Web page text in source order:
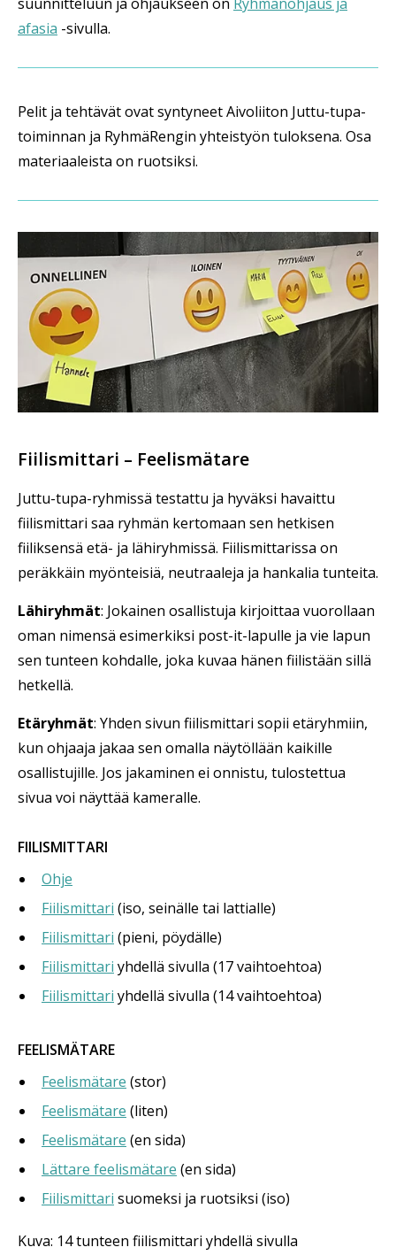
afasia -sivulla.
Pelit ja tehtävät ovat syntyneet Aivoliiton Juttu-tupa-
toiminnan ja RyhmäRengin yhteistyön tuloksena. Osa
materiaaleista on ruotsiksi.
Fiilismittari – Feelismätare
Juttu-tupa-ryhmissä testattu ja hyväksi havaittu
fiilismittari saa ryhmän kertomaan sen hetkisen
fiiliksensä etä- ja lähiryhmissä. Fiilismittarissa on
peräkkäin myönteisiä, neutraaleja ja hankalia tunteita.
Lähiryhmät: Jokainen osallistuja kirjoittaa vuorollaan
oman nimensä esimerkiksi post-it-lapulle ja vie lapun
sen tunteen kohdalle, joka kuvaa hänen fiilistään sillä
hetkellä.
Etäryhmät: Yhden sivun fiilismittari sopii etäryhmiin,
kun ohjaaja jakaa sen omalla näytöllään kaikille
osallistujille. Jos jakaminen ei onnistu, tulostettua
sivua voi näyttää kameralle.
FIILISMITTARI
Ohje
Fiilismittari (iso, seinälle tai lattialle)
Fiilismittari (pieni, pöydälle)
Fiilismittari yhdellä sivulla (17 vaihtoehtoa)
Fiilismittari yhdellä sivulla (14 vaihtoehtoa)
FEELISMÄTARE
Feelismätare (stor)
Feelismätare (liten)
Feelismätare (en sida)
Lättare feelismätare (en sida)
Fiilismittari suomeksi ja ruotsiksi (iso)
Kuva: 14 tunteen fiilismittari yhdellä sivulla